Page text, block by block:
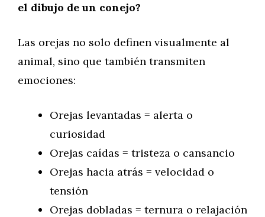
el dibujo de un conejo?
Las orejas no solo definen visualmente al
animal, sino que también transmiten
emociones:
Orejas levantadas = alerta o
curiosidad
Orejas caídas = tristeza o cansancio
Orejas hacia atrás = velocidad o
tensión
Orejas dobladas = ternura o relajación